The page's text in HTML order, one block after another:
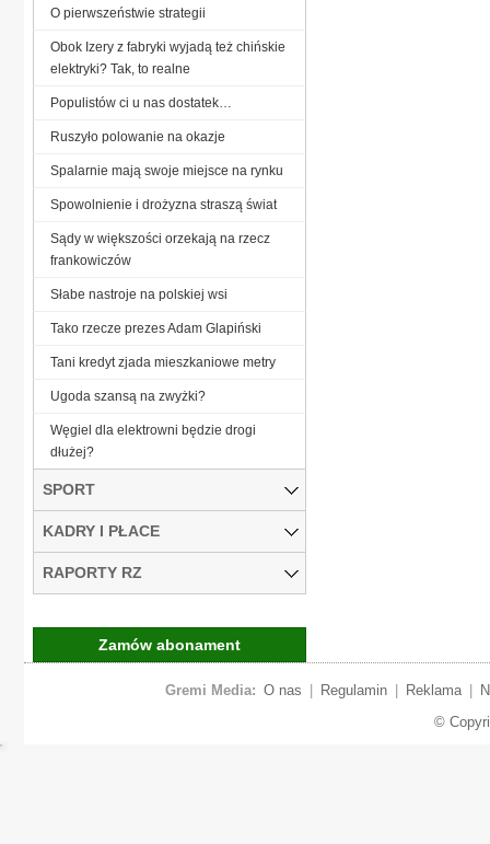
O pierwszeństwie strategii
Obok Izery z fabryki wyjadą też chińskie
elektryki? Tak, to realne
Populistów ci u nas dostatek…
Ruszyło polowanie na okazje
Spalarnie mają swoje miejsce na rynku
Spowolnienie i drożyzna straszą świat
Sądy w większości orzekają na rzecz
frankowiczów
Słabe nastroje na polskiej wsi
Tako rzecze prezes Adam Glapiński
Tani kredyt zjada mieszkaniowe metry
Ugoda szansą na zwyżki?
Węgiel dla elektrowni będzie drogi
dłużej?
SPORT
KADRY I PŁACE
RAPORTY RZ
Zamów abonament
Gremi Media: O nas Regulamin Reklama
©